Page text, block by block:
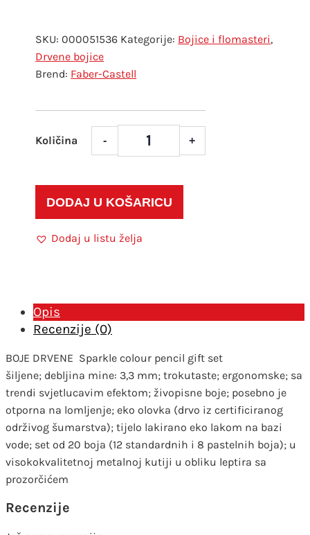
SKU:000051536 Kategorije: Bojice i flomasteri,
Drvene bojice
Faber-Castell
količina
- +
DODAJ U KOŠARICU
Dodaj u listu želja
Opis
Recenzije (0)
BOJE DRVENE Sparkle colour pencil gift set
šiljene; debljina mine: 3,3 mm; trokutaste; ergonomske; sa
trendi svjetlucavim efektom; živopisne boje; posebno je
otporna na lomljenje; eko olovka (drvo iz certificiranog
održivog šumarstva); tijelo lakirano eko lakom na bazi
vode; set od 20 boja (12 standardnih i 8 pastelnih boja); u
visokokvalitetnoj metalnoj kutiji u obliku leptira sa
prozorčićem
Recenzije